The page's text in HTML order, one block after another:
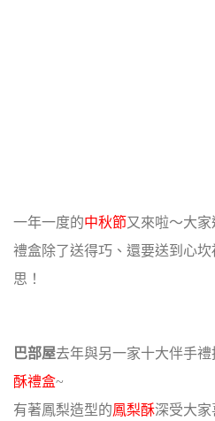
一年一度的中秋節又來啦～大家
禮盒除了送得巧、還要送到心
思！
巴部屋去年與另一家十大伴手禮
酥禮盒~
有著鳳梨造型的鳳梨酥深受大家